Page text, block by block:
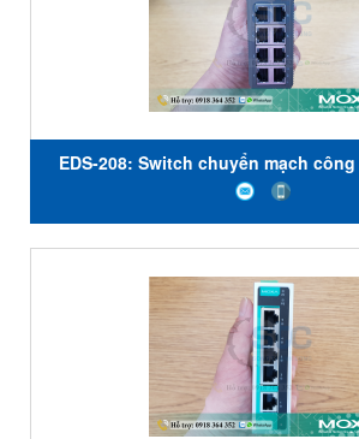
EDS-208: Switch chuyển mạch
giá rẻ, Đại lý Moxa Việt